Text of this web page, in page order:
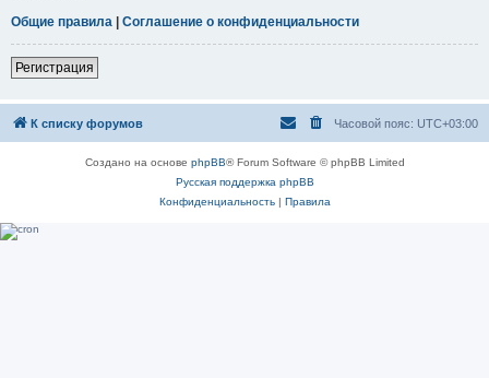
Общие правила | Соглашение о конфиденциальности
Регистрация
К списку форумов Часовой пояс: UTC+03:00
Создано на основе phpBB® Forum Software © phpBB Limited
Русская поддержка phpBB
Конфиденциальность| Правила